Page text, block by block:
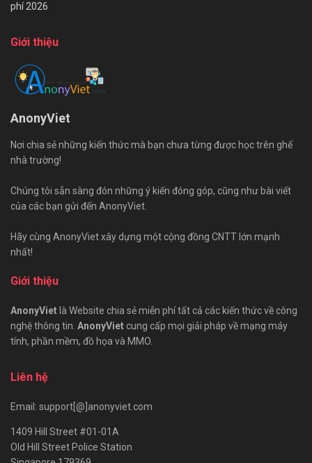
phí 2026
Giới thiệu
AnonyViet
Nơi chia sẻ những kiến thức mà bạn chưa từng được học trên ghế
nhà trường!
Chúng tôi sẵn sàng đón những ý kiến đóng góp, cũng như bài viết
của các bạn gửi đến AnonyViet.
Hãy cùng AnonyViet xây dựng một cộng đồng CNTT lớn mạnh
nhất!
Giới thiệu
AnonyViet là Website chia sẻ miễn phí tất cả các kiến thức về công
nghệ thông tin. AnonyViet cung cấp mọi giải pháp về mạng máy
tính, phần mềm, đồ họa và MMO.
Liên hệ
Email: support[@]anonyviet.com
1409 Hill Street #01-01A
Old Hill Street Police Station